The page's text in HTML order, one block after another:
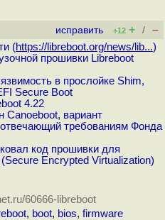
исправить +12 + / –
(https://libreboot.org/news/lib...)
прошивки Libreboot
в прослойке Shim,
Secure Boot
4.22
Canoeboot, вариант
требованиям Фонда
код прошивки для
Encrypted Virtualization)
60666-libreboot
, boot, bios, firmware